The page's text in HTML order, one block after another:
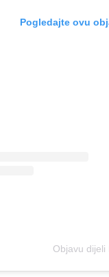
Pogledajte ovu
Objavu dijeli